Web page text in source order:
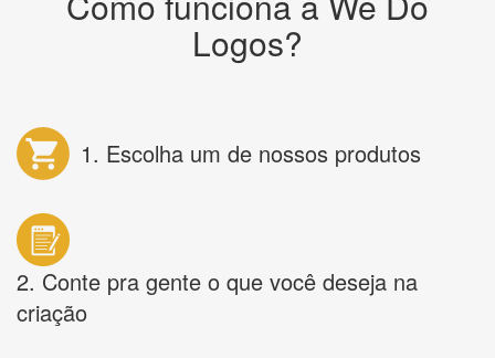
Logos?
1. Escolha um de nossos produtos
2. Conte pra gente o que você deseja na
criação